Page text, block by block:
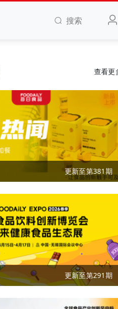
搜索
查看更
更新至第381期
更新至第291期